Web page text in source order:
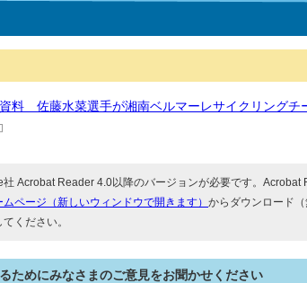
料 佐藤水菜選手が湘南ベルマーレサイクリングチ
Acrobat Reader 4.0以降のバージョンが必要です。Acrobat
ページ（新しいウィンドウで開きます）からダウンロード
ください。
ためにみなさまのご意見をお聞かせください